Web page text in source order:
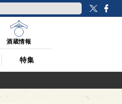
特集
酒蔵情報